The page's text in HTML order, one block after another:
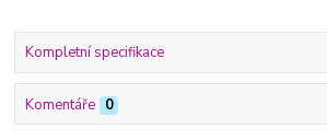
Kompletní specifikace
Komentáře 0